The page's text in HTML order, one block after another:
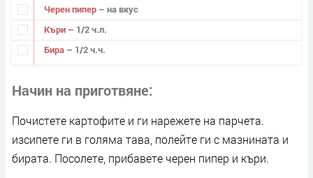
Черен пипер – на вкус
Къри – 1/2 ч.л.
Бира – 1/2 ч.ч.
Начин на приготвяне
Почистете картофите и ги нарежете на парчета.
изсипете ги в голяма тава, полейте ги с мазнината и
бирата. Посолете, прибавете черен пипер и къри.